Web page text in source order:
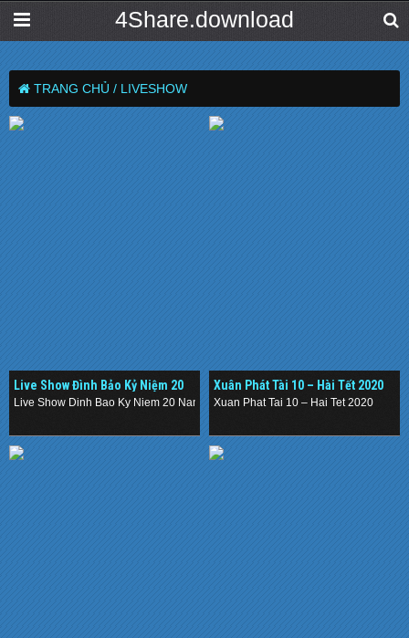
4Share.download
TRANG CHỦ / LIVESHOW
Live Show Đình Bảo Kỷ Niệm 20
Năm- Chuyện Tình
Live Show Dinh Bao Ky Niem 20 Nam- Chuyen Tinh
Xuân Phát Tài 10 – Hài Tết 2020
Xuan Phat Tai 10 – Hai Tet 2020